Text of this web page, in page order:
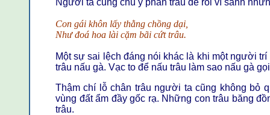
Con gái khôn lấy thằng chồng dại,
Như đoá hoa lài cặm bãi cứt trâu.
Một sự sai lệch đáng nói khác là khi một người
trâu nấu gà. Vạc to để nấu trâu làm sao nấu gà
Thậm chí lỗ chân trâu người ta cũng không bỏ
vùng đất ẩm đầy gốc rạ. Những con trâu băng
trâu.